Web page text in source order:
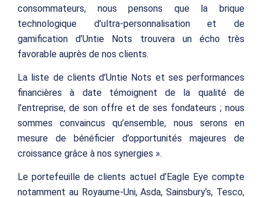
consommateurs, nous pensons que la brique
technologique d’ultra-personnalisation et de
gamification d’Untie Nots trouvera un écho très
favorable auprès de nos clients.
La liste de clients d’Untie Nots et ses performances
financières à date témoignent de la qualité de
l’entreprise, de son offre et de ses fondateurs ; nous
sommes convaincus qu’ensemble, nous serons en
mesure de bénéficier d’opportunités majeures de
croissance grâce à nos synergies ».
Le portefeuille de clients actuel d’Eagle Eye compte
notamment au Royaume-Uni, Asda, Sainsbury’s, Tesco,